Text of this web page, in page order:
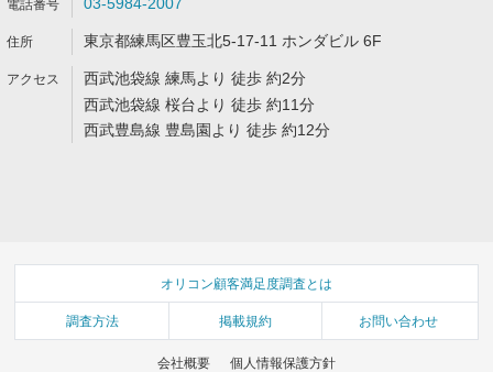
東京都練馬区豊玉北5-17-11 ホンダビル 6F
西武池袋線 練馬より 徒歩 約2分
西武池袋線 桜台より 徒歩 約11分
西武豊島線 豊島園より 徒歩 約12分
オリコン顧客満足度調査とは
調査方法 掲載規約 お問い合わせ
会社概要 個人情報保護方針